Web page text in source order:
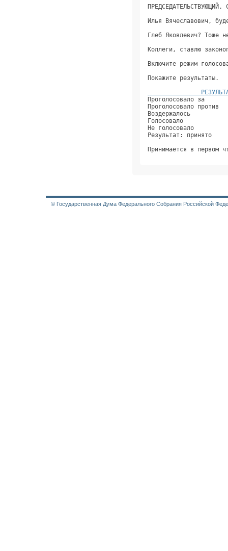
Не
© Государственная Дума Федерального Собрания Российской